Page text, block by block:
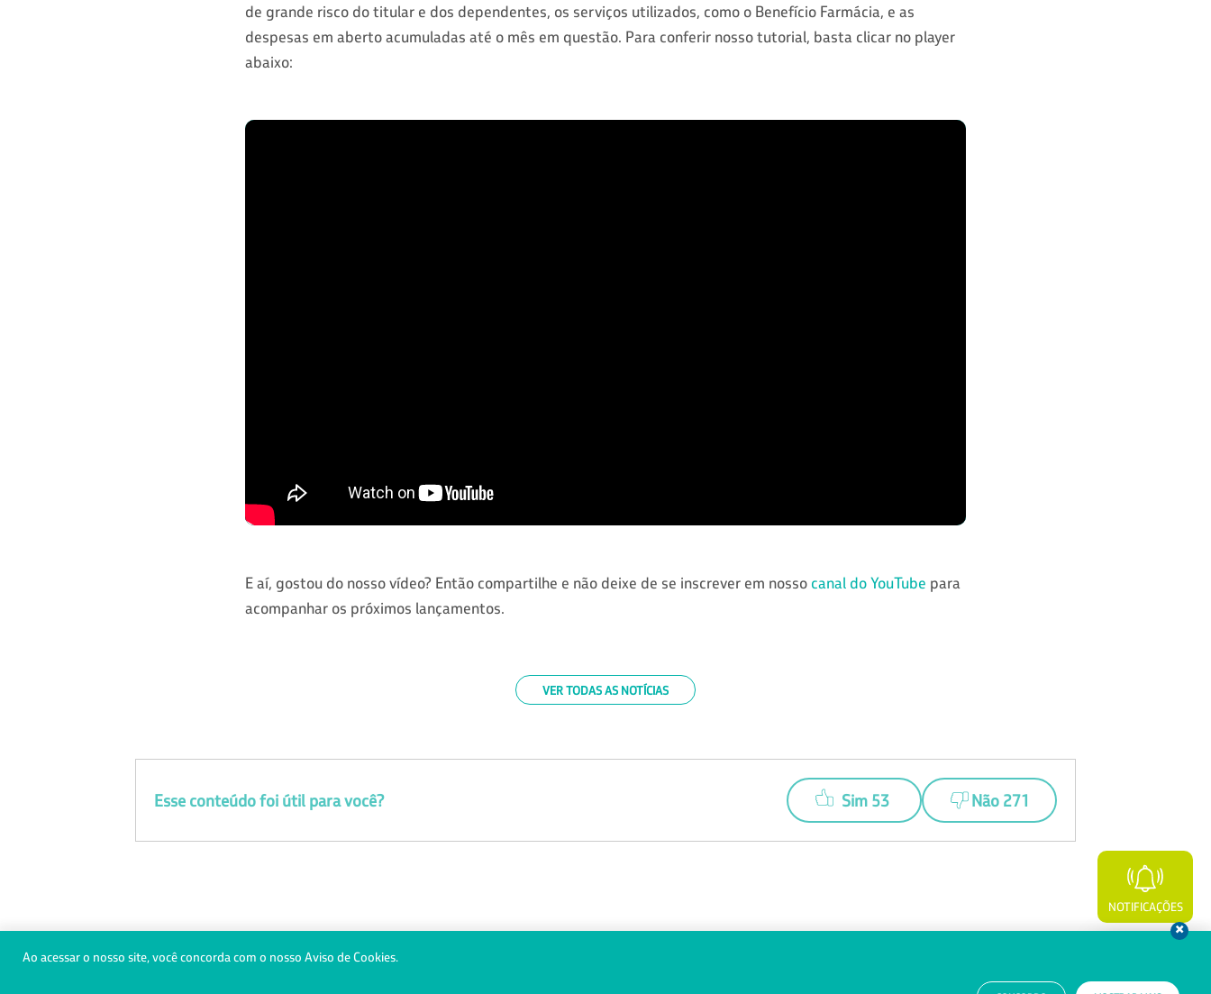
de grande risco do titular e dos dependentes, os serviços utilizados, como o Benefício Farmácia, e as
despesas em aberto acumuladas até o mês em questão. Para conferir nosso tutorial, basta clicar no player
abaixo:
E aí, gostou do nosso vídeo? Então compartilhe e não deixe de se inscrever em nosso canal do YouTube para
acompanhar os próximos lançamentos.
VER TODAS AS NOTÍCIAS
Esse conteúdo foi útil para você? Sim 53 Não 271
Ao acessar o nosso site, você concorda com o nosso Aviso de Cookies.
NOTIFICAÇÕES